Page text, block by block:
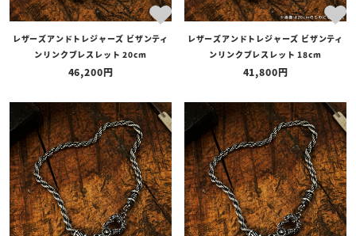
レザーズアンドトレジャーズ ビザンティ
ンリンクブレスレット 20cm
46,200
レザーズアンドトレジャーズ ビザンティ
ンリンクブレスレット 18cm
41,800